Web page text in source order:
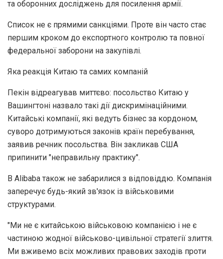
та оборонних досліджень для посилення армії.
Список не є прямими санкціями. Проте він часто стає
першим кроком до експортного контролю та повної
федеральної заборони на закупівлі.
Яка реакція Китаю та самих компаній
Пекін відреагував миттєво: посольство Китаю у
Вашингтоні назвало такі дії дискримінаційними.
Китайські компанії, які ведуть бізнес за кордоном,
суворо дотримуються законів країн перебування,
заявив речник посольства. Він закликав США
припинити "неправильну практику".
В Alibaba також не забарилися з відповіддю. Компанія
заперечує будь-який зв'язок із військовими
структурами.
"Ми не є китайською військовою компанією і не є
частиною жодної військово-цивільної стратегії злиття.
Ми вживемо всіх можливих правових заходів проти